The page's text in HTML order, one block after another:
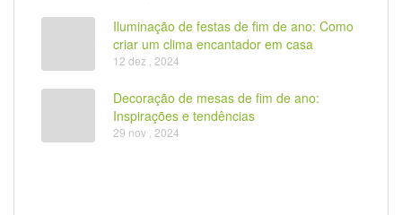
Iluminação de festas de fim de ano: Como
criar um clima encantador em casa
12 dez , 2024
Decoração de mesas de fim de ano:
Inspirações e tendências
29 nov , 2024